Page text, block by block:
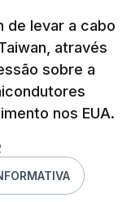
de levar a cabo
através
sobre a
nos EUA.